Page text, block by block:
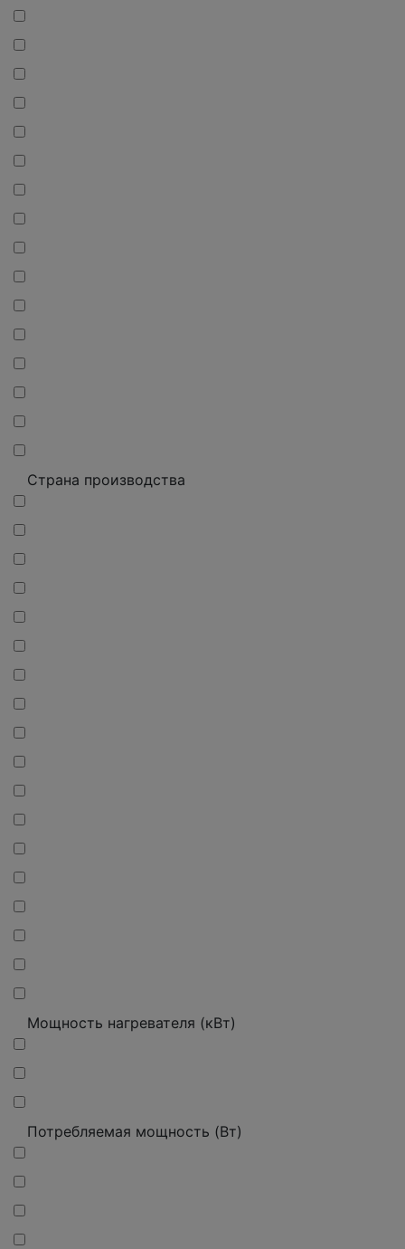
Страна производства
Мощность нагревателя (кВт)
Потребляемая мощность (Вт)